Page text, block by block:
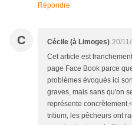
Répondre
C Cécile (à Limoges) 20/
Cet article est
page Face Book parce
problèmes évoqués ici
graves, mais sans qu'on
représente
tritium, les pêcheurs ont